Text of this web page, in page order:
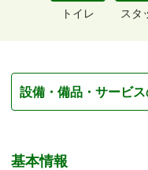
トイレ スタ
設備・備品・サービ
基本情報